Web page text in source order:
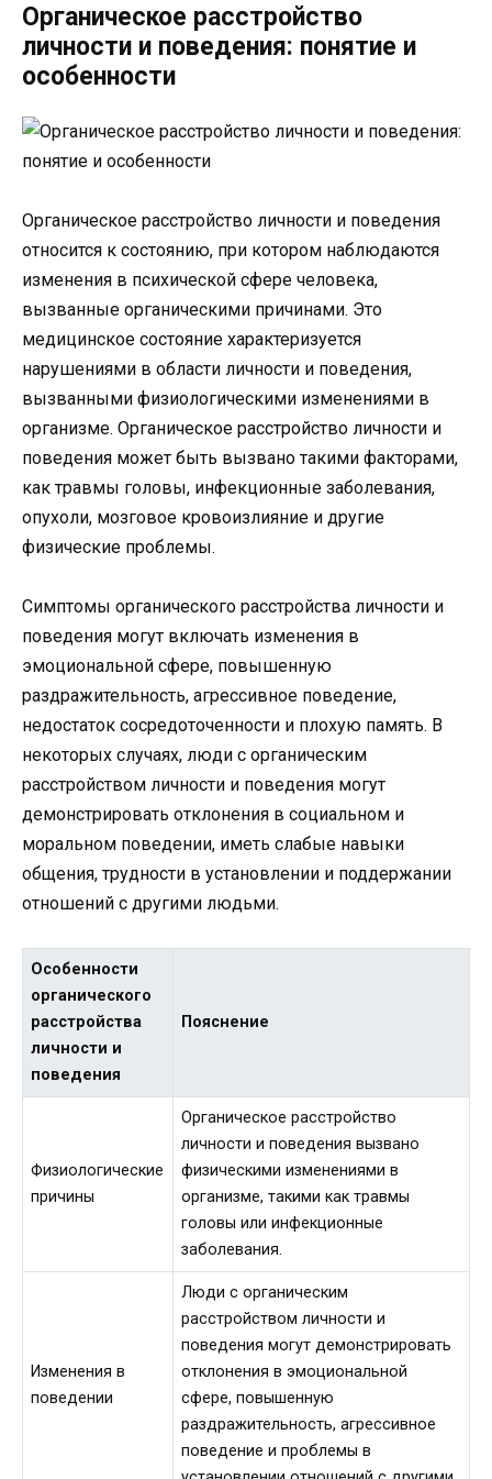
Органическое расстройство
личности и поведения: понятие и
особенности
Органическое расстройство личности и поведения
относится к состоянию, при котором наблюдаются
изменения в психической сфере человека,
вызванные органическими причинами. Это
медицинское состояние характеризуется
нарушениями в области личности и поведения,
вызванными физиологическими изменениями в
организме. Органическое расстройство личности и
поведения может быть вызвано такими факторами,
как травмы головы, инфекционные заболевания,
опухоли, мозговое кровоизлияние и другие
физические проблемы.
Симптомы органического расстройства личности и
поведения могут включать изменения в
эмоциональной сфере, повышенную
раздражительность, агрессивное поведение,
недостаток сосредоточенности и плохую память. В
некоторых случаях, люди с органическим
расстройством личности и поведения могут
демонстрировать отклонения в социальном и
моральном поведении, иметь слабые навыки
общения, трудности в установлении и поддержании
отношений с другими людьми.
Особенности
органического
расстройства
личности и
поведения
Пояснение
Физиологические
причины
Органическое расстройство
личности и поведения вызвано
физическими изменениями в
организме, такими как травмы
головы или инфекционные
заболевания.
Изменения в
поведении
Люди с органическим
расстройством личности и
поведения могут демонстрировать
отклонения в эмоциональной
сфере, повышенную
раздражительность, агрессивное
поведение и проблемы в